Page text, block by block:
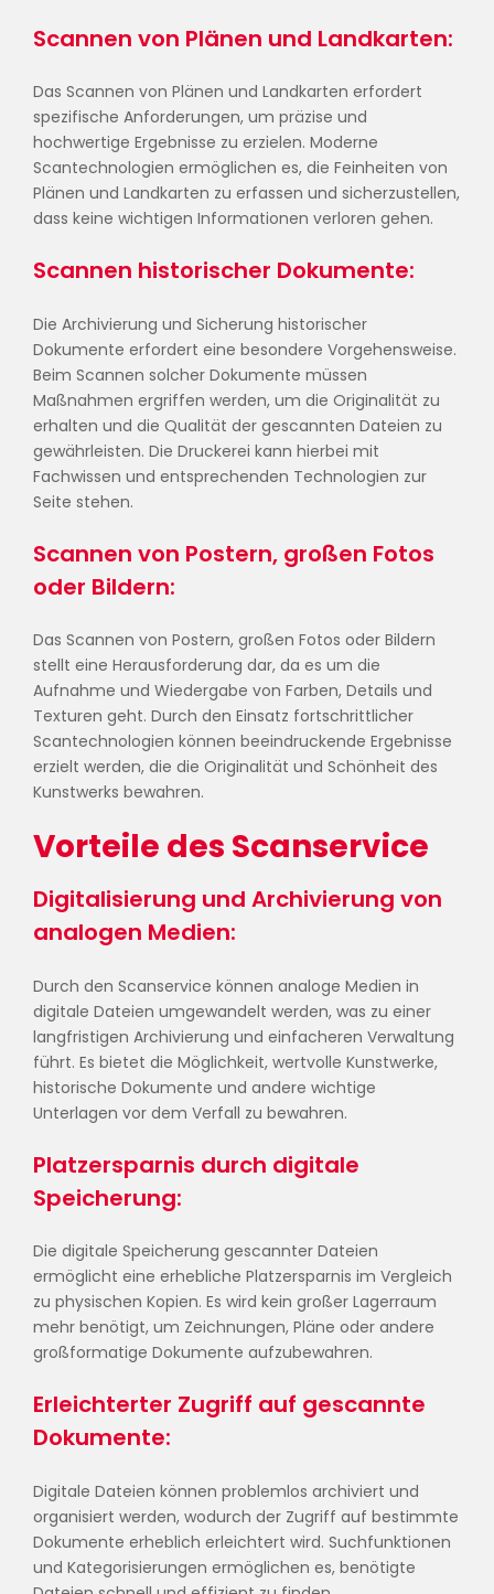
Scannen von Plänen und Landkarten:
Das Scannen von Plänen und Landkarten erfordert
spezifische Anforderungen, um präzise und
hochwertige Ergebnisse zu erzielen. Moderne
Scantechnologien ermöglichen es, die Feinheiten von
Plänen und Landkarten zu erfassen und sicherzustellen,
dass keine wichtigen Informationen verloren gehen.
Scannen historischer Dokumente:
Die Archivierung und Sicherung historischer
Dokumente erfordert eine besondere Vorgehensweise.
Beim Scannen solcher Dokumente müssen
Maßnahmen ergriffen werden, um die Originalität zu
erhalten und die Qualität der gescannten Dateien zu
gewährleisten. Die Druckerei kann hierbei mit
Fachwissen und entsprechenden Technologien zur
Seite stehen.
Scannen von Postern, großen Fotos
oder Bildern:
Das Scannen von Postern, großen Fotos oder Bildern
stellt eine Herausforderung dar, da es um die
Aufnahme und Wiedergabe von Farben, Details und
Texturen geht. Durch den Einsatz fortschrittlicher
Scantechnologien können beeindruckende Ergebnisse
erzielt werden, die die Originalität und Schönheit des
Kunstwerks bewahren.
Vorteile des Scanservice
Digitalisierung und Archivierung von
analogen Medien:
Durch den Scanservice können analoge Medien in
digitale Dateien umgewandelt werden, was zu einer
langfristigen Archivierung und einfacheren Verwaltung
führt. Es bietet die Möglichkeit, wertvolle Kunstwerke,
historische Dokumente und andere wichtige
Unterlagen vor dem Verfall zu bewahren.
Platzersparnis durch digitale
Speicherung:
Die digitale Speicherung gescannter Dateien
ermöglicht eine erhebliche Platzersparnis im Vergleich
zu physischen Kopien. Es wird kein großer Lagerraum
mehr benötigt, um Zeichnungen, Pläne oder andere
großformatige Dokumente aufzubewahren.
Erleichterter Zugriff auf gescannte
Dokumente:
Digitale Dateien können problemlos archiviert und
organisiert werden, wodurch der Zugriff auf bestimmte
Dokumente erheblich erleichtert wird. Suchfunktionen
und Kategorisierungen ermöglichen es, benötigte